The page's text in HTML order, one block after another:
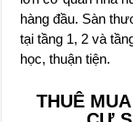
hàng đầu. Sàn
tại tầng 1, 2 và
học, thuận tiện.
THUÊ